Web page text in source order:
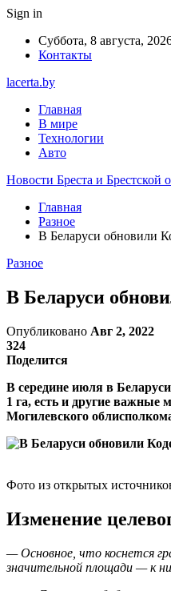
Sign in
Суббота, 8 августа,
Контакты
lacerta.by
Главная
В мире
Технологии
Авто
Новости Бреста и Брестской
Главная
Разное
В Беларуси обновили
Разное
В Беларуси
Опубликовано Авг 2, 2022
324
Поделится
В середине июля в
1 га, есть и другие важные
Могилевского
Фото из открытых
Изменение
— Основное, что коснется
значительной площади — к